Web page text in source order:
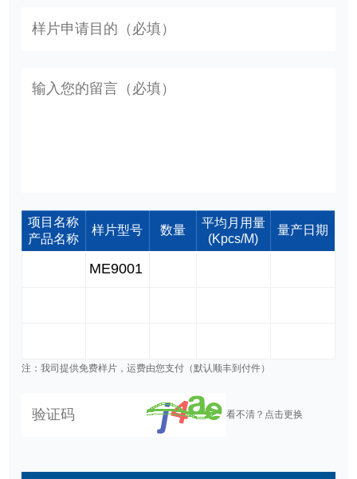
项目名称
产品名称
样片型号 数量
平均月用量
(Kpcs/M)
量产日期
注：我司提供免费样片，运费由您支付（默认顺丰到付件）
看不清？点击更换